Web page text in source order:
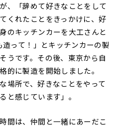
、「辞めて好きなことをして
くれたことをきっかけに、好
のキッチンカーを大工さんと
って！」とキッチンカーの製
うです。その後、東京から自
的に製造を開始しました。
場所で、好きなことをやって
と感じています」。
間は、仲間と一緒にあーだこ